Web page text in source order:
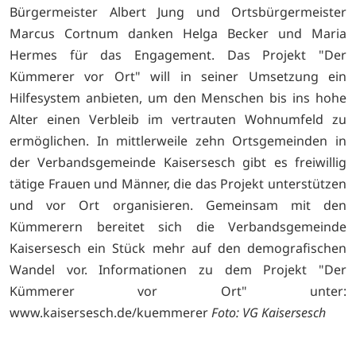
Bürgermeister Albert Jung und Ortsbürgermeister
Marcus Cortnum danken Helga Becker und Maria
Hermes für das Engagement. Das Projekt "Der
Kümmerer vor Ort" will in seiner Umsetzung ein
Hilfesystem anbieten, um den Menschen bis ins hohe
Alter einen Verbleib im vertrauten Wohnumfeld zu
ermöglichen. In mittlerweile zehn Ortsgemeinden in
der Verbandsgemeinde Kaisersesch gibt es freiwillig
tätige Frauen und Männer, die das Projekt unterstützen
und vor Ort organisieren. Gemeinsam mit den
Kümmerern bereitet sich die Verbandsgemeinde
Kaisersesch ein Stück mehr auf den demografischen
Wandel vor. Informationen zu dem Projekt "Der
Kümmerer vor Ort" unter:
www.kaisersesch.de/kuemmererFoto: VG Kaisersesch